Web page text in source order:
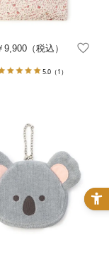
9,900（税込）
5.0（1）